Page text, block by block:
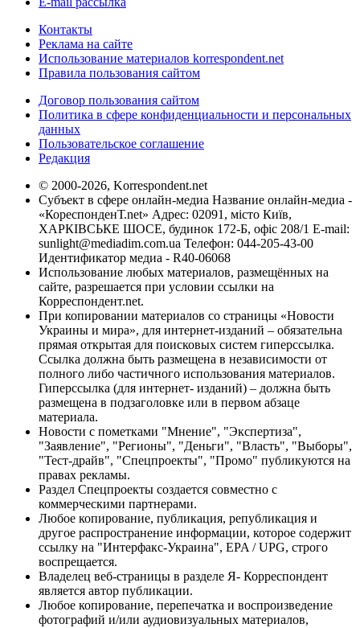
Контакты
Реклама на сайте
Использование материалов korrespondent.net
Правила пользования сайтом
Договор пользования сайтом
Политика в сфере конфиденциальности и персональных
данных
Пользовательское соглашение
Редакция
© 2000-2026, Korrespondent.net
Субъект в сфере онлайн-медиа Название онлайн-медиа -
«КореспонденТ.net» Адрес: 02091, місто Київ,
ХАРКІВСЬКЕ ШОСЕ, будинок 172-Б, офіс 208/1 E-mail:
sunlight@mediadim.com.ua Телефон: 044-205-43-00
Идентификатор медиа - R40-06068
Использование любых материалов, размещённых на
сайте, разрешается при условии ссылки на
Корреспондент.net.
При копировании материалов со страницы «Новости
Украины и мира», для интернет-изданий – обязательна
прямая открытая для поисковых систем гиперссылка.
Ссылка должна быть размещена в независимости от
полного либо частичного использования материалов.
Гиперссылка (для интернет- изданий) – должна быть
размещена в подзаголовке или в первом абзаце
материала.
Новости с пометками "Мнение", "Экспертиза",
"Заявление", "Регионы", "Деньги", "Власть", "Выборы",
"Тест-драйв", "Спецпроекты", "Промо" публикуются на
правах рекламы.
Раздел Спецпроекты создается совместно с
коммерческими партнерами.
Любое копирование, публикация, републикация и
другое распространение информации, которое содержит
ссылку на "Интерфакс-Украина", EPA / UPG, строго
воспрещается.
Владелец веб-страницы в разделе Я- Корреспондент
является автор публикации.
Любое копирование, перепечатка и воспроизведение
фотографий и/или аудиовизуальных материалов,